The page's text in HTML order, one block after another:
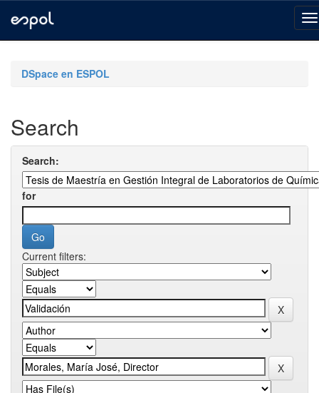
navigationDSpace en ESPOL
Search
Search:
for
Current filters: